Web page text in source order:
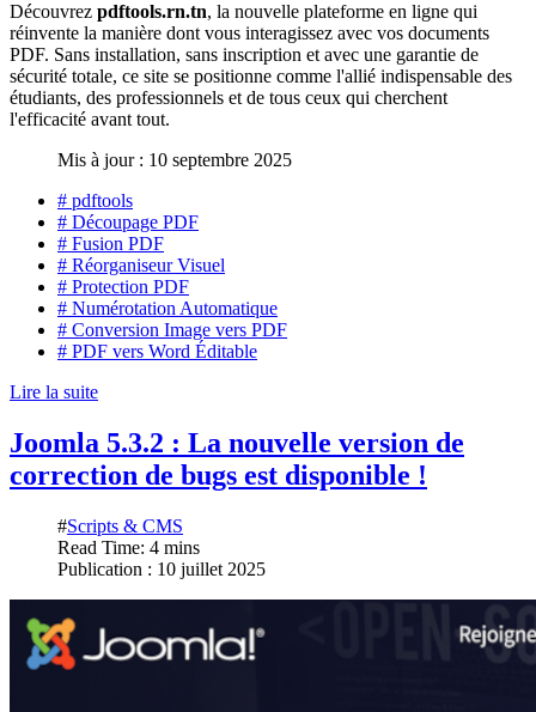
Découvrez pdftools.rn.tn, la nouvelle plateforme en ligne qui
réinvente la manière dont vous interagissez avec vos documents
PDF. Sans installation, sans inscription et avec une garantie de
sécurité totale, ce site se positionne comme l'allié indispensable des
étudiants, des professionnels et de tous ceux qui cherchent
l'efficacité avant tout.
Mis à jour : 10 septembre 2025
# pdftools
# Découpage PDF
# Fusion PDF
# Réorganiseur Visuel
# Protection PDF
# Numérotation Automatique
# Conversion Image vers PDF
# PDF vers Word Éditable
Lire la suite
Joomla 5.3.2 : La nouvelle version de
correction de bugs est disponible !
#Scripts & CMS
Read Time: 4 mins
Publication : 10 juillet 2025